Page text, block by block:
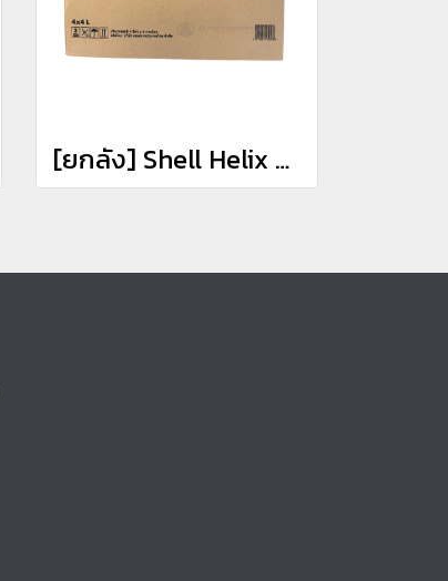
[ยกลัง] Shell Helix HX8 Fully Synthetic 0W-20 น้ำมันเครื่องสังเคราะห์แท้ 100% เครื่องยนต์เบนซิน (4x3L+1L)